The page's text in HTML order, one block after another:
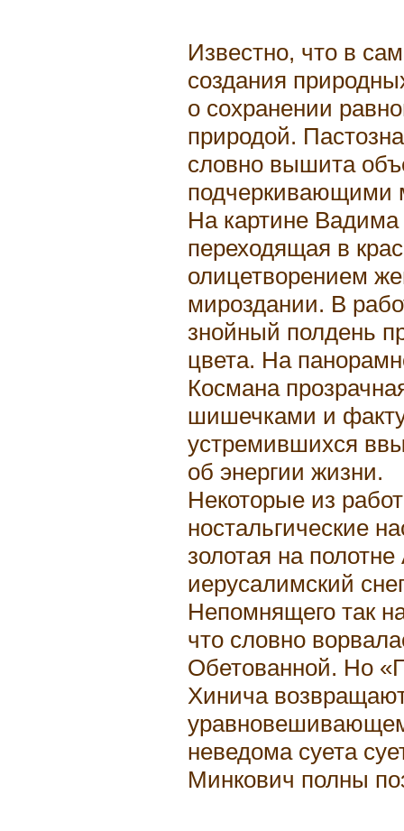
Известно, что в
создания
о сохранении
природой.
словно вышита
подчеркивающими
На картине
переходящая в
олицетворением
мироздании. В
знойный полдень
цвета. На
Космана
шишечками и
устремившихся
об энергии жизни.
Некоторые из
ностальгические
золотая на
иерусалимский
Непомнящего так
что словно
Обетованной. Но
Хинича
неведома суета
Минкович полны